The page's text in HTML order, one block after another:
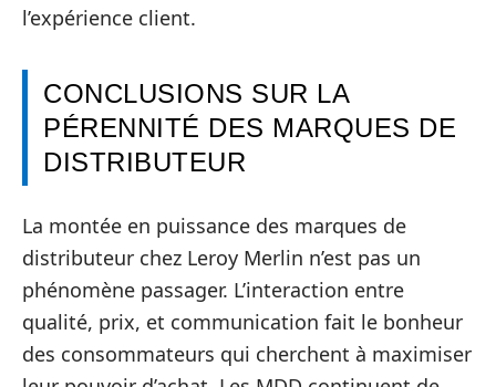
l’expérience client.
CONCLUSIONS SUR LA
PÉRENNITÉ DES MARQUES DE
DISTRIBUTEUR
La montée en puissance des marques de
distributeur chez Leroy Merlin n’est pas un
phénomène passager. L’interaction entre
qualité, prix, et communication fait le bonheur
des consommateurs qui cherchent à maximiser